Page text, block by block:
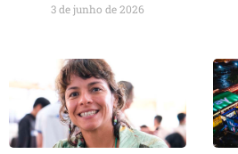
3 de junho de 2026